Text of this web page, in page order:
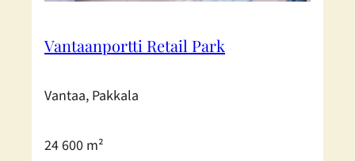
Vantaanportti Retail Park
Vantaa, Pakkala
24 600 m²